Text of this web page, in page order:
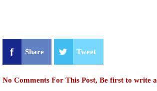
Share Tweet
No Comments For This Post, Be first to write